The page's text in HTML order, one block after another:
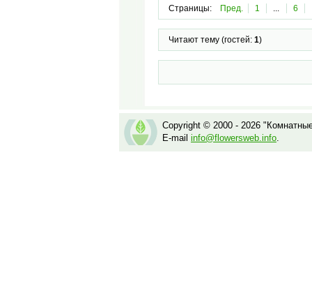
Страницы: Пред. 1 ... 6
Читают тему (гостей: 1)
Copyright © 2000 - 2026
E-mail info@flowersweb.info.